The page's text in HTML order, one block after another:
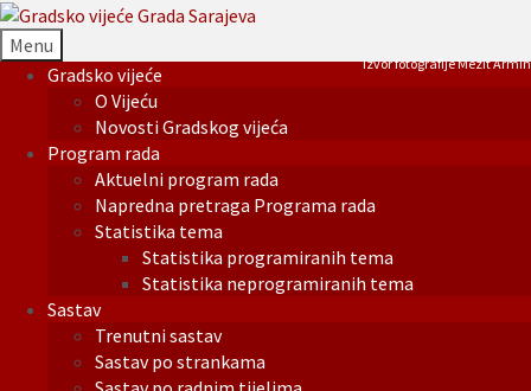
Menu
Gradsko vijeće
O Vijeću
Novosti Gradskog vijeća
Program rada
Aktuelni program rada
Napredna pretraga Programa rada
Statistika tema
Statistika programiranih tema
Statistika neprogramiranih tema
Sastav
Trenutni sastav
Sastav po strankama
Izvor fotografije Mezit Armin